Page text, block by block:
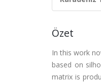
Özet
In this work
based on
matrix is